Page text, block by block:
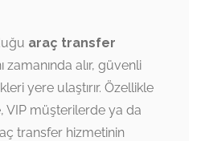
araç transfer
zamanında alır, güvenli
yere ulaştırır. Özellikle
VIP müşterilerde ya da
transfer hizmetinin